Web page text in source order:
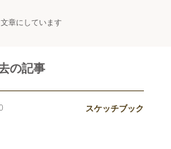
章にしています
の記事
スケッチブック